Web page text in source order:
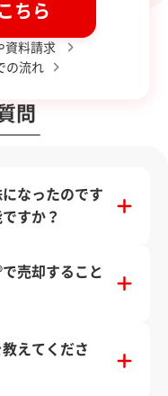
ちら
資料請求
の流れ
問
なったのです
すか？
売却すること
えてくださ